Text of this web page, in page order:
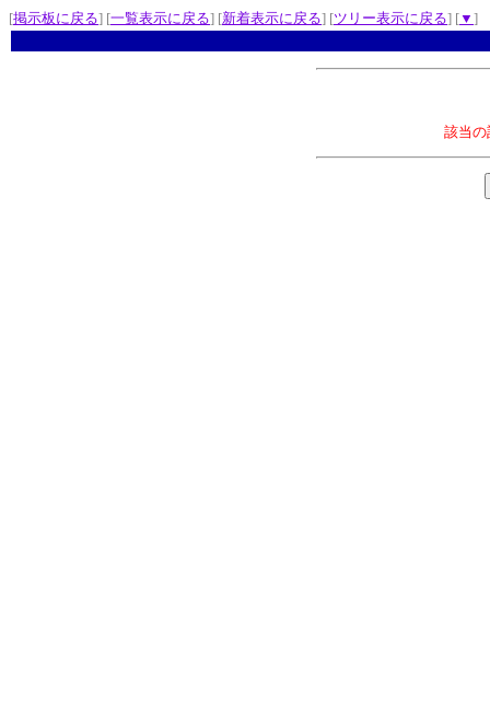
[掲示板に戻る] [一覧表示に戻る] [新着表示に戻る] [ツリー表示に戻る] [▼ ]
該当の